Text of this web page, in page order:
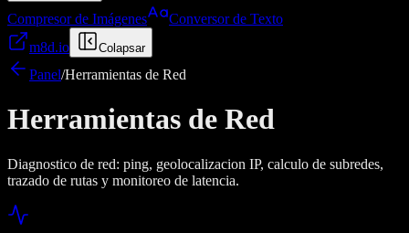
Compresor de Imágenes
Conversor de Texto
m8d.io
Colapsar
Panel/Herramientas de Red
Herramientas de Red
Diagnostico de red: ping, geolocalizacion IP, calculo de subredes,
trazado de rutas y monitoreo de latencia.